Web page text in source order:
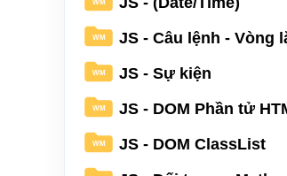
WM
WM JS - Câu lệnh - Vòng
WM JS - Sự kiện
WM JS - DOM Phần tử
WM JS - DOM ClassList